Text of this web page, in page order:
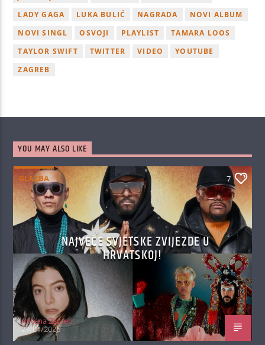
LADY GAGA
LUKA BULIĆ NAGRADA
NOVI ALBUM
NOVI SINGL
OSVOJI PLAYLIST
TAMARA LOOS
TAYLOR SWIFT
TWITTER VIDEO
YOUTUBE
ZAGREB
YOU MAY ALSO LIKE
GLAZBA 7
NAJVEĆE SVJETSKE ZVIJEZDE U
HRVATSKOJ!
Antena Zagreb
29/01/2026